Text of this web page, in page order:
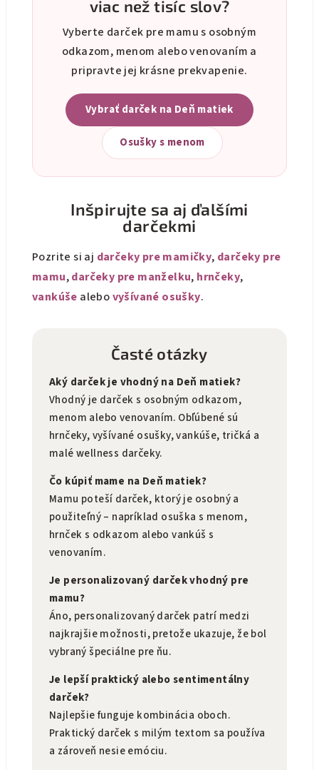
viac než tisíc slov?
Vyberte darček pre mamu s osobným
odkazom, menom alebo venovaním a
pripravte jej krásne prekvapenie.
Vybrať darček na Deň matiek
Osušky s menom
Inšpirujte sa aj ďalšími
darčekmi
Pozrite si aj darčeky pre mamičky, darčeky pre
mamu,darčeky pre manželku, hrnčeky,
vankúše alebovyšívané osušky.
Časté otázky
Aký darček je vhodný na Deň matiek?
Vhodný je darček s osobným odkazom,
menom alebo venovaním. Obľúbené sú
hrnčeky, vyšívané osušky, vankúše, tričká a
malé wellness darčeky.
Čo kúpiť mame na Deň matiek?
Mamu poteší darček, ktorý je osobný a
použiteľný – napríklad osuška s menom,
hrnček s odkazom alebo vankúš s
venovaním.
Je personalizovaný darček vhodný pre
mamu?
Áno, personalizovaný darček patrí medzi
najkrajšie možnosti, pretože ukazuje, že bol
vybraný špeciálne pre ňu.
Je lepší praktický alebo sentimentálny
darček?
Najlepšie funguje kombinácia oboch.
Praktický darček s milým textom sa používa
a zároveň nesie emóciu.